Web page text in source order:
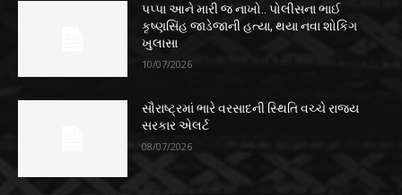
પપ્પા આને મારી જ નાખો.. પોલીસના ભાઈ
કૃષ્ણસિંહ જાડેજાની હત્યા, થયા નવા શોકિંગ
ખુલાસા
10/07/2026
સૌરાષ્ટ્રમાં ભારે વરસાદની સ્થિતિ વચ્ચે રાજ્ય
સરકાર એલર્ટ
08/07/2026